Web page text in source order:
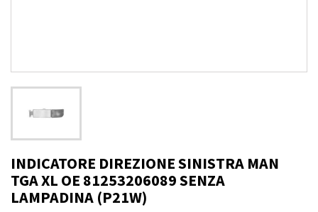
INDICATORE DIREZIONE SINISTRA MAN
TGA XL OE 81253206089 SENZA
LAMPADINA (P21W)